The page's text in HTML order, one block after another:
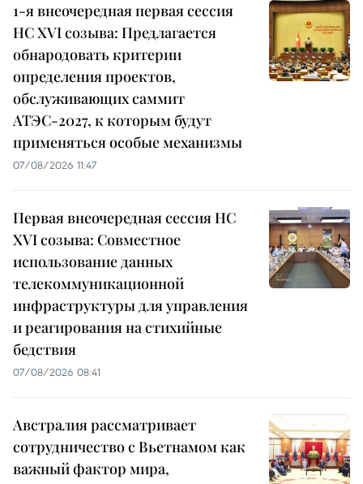
1-я внеочередная первая сессия
НС XVI созыва: Предлагается
обнародовать критерии
определения проектов,
обслуживающих саммит
АТЭС-2027, к которым будут
применяться особые механизмы
07/08/2026 11:47
Первая внеочередная сессия НС
XVI созыва: Совместное
использование данных
телекоммуникационной
инфраструктуры для управления
и реагирования на стихийные
бедствия
07/08/2026 08:41
Австралия рассматривает
сотрудничество с Вьетнамом как
важный фактор мира,